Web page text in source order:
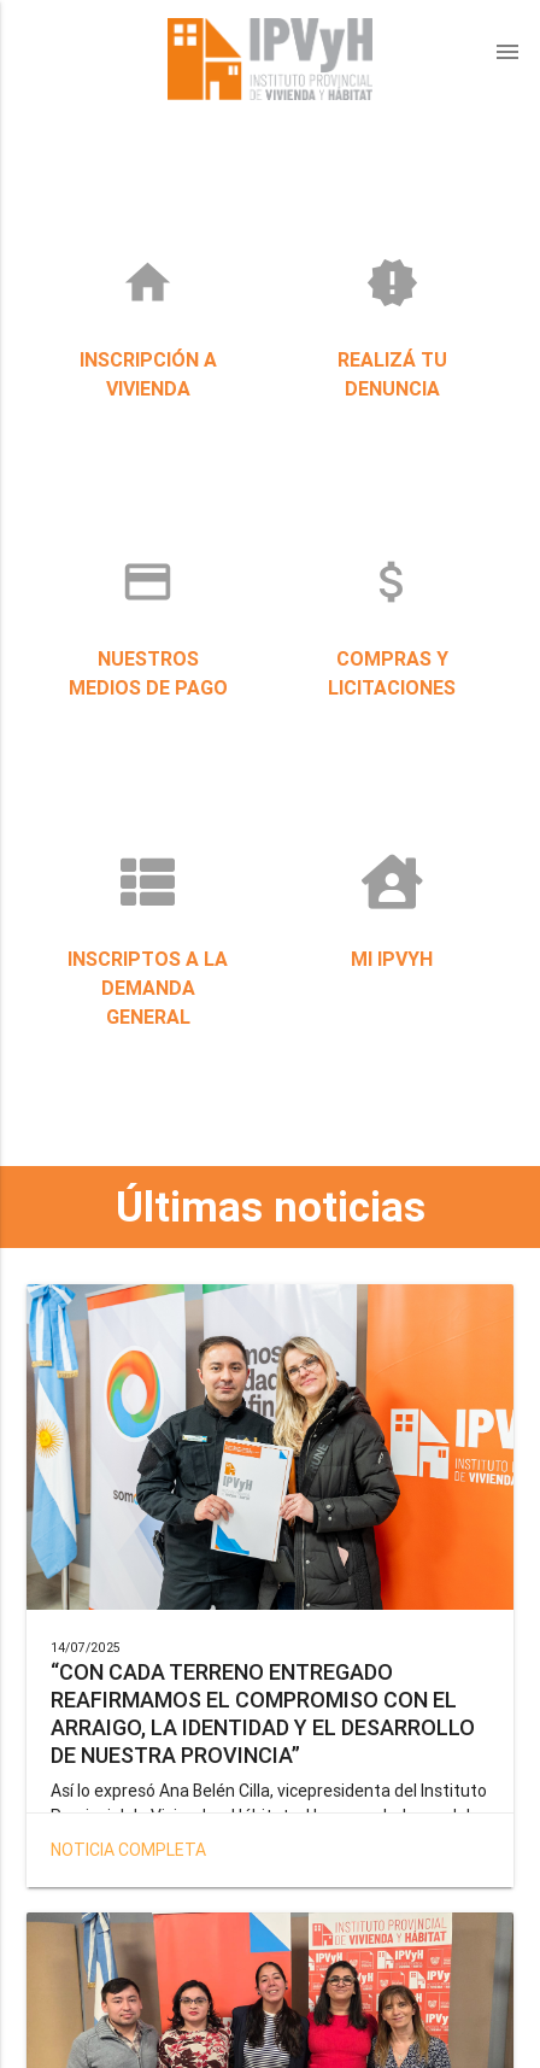
menu
home
INSCRIPCIÓN A
VIVIENDA
new_releases
REALIZÁ TU
DENUNCIA
credit_card
NUESTROS
MEDIOS DE PAGO
attach_money
COMPRAS Y
LICITACIONES
INSCRIPTOS A LA
DEMANDA
GENERAL
MI IPVYH
Últimas noticias
14/07/2025
“CON CADA TERRENO ENTREGADO
REAFIRMAMOS EL COMPROMISO CON EL
ARRAIGO, LA IDENTIDAD Y EL DESARROLLO
DE NUESTRA PROVINCIA”
Así lo expresó Ana Belén Cilla, vicepresidenta del Instituto
Provincial de Vivienda y Hábitat, al hacer un balance del
trabajo del organismo en el marco de la operatoria
salud y seguridad impulsada por el gobernador Gustavo
Melella.
NOTICIA COMPLETA